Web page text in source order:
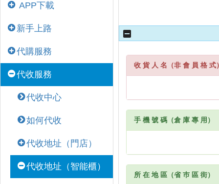
APP下載
新手上路
代購服務
代收服務
代收中心
如何代收
代收地址（門店）
代收地址（智能櫃）
收 貨 人 名（非 會 員 格 式
手 機 號 碼（倉 庫 專 用）
所 在 地 區（省 巿 區 街）